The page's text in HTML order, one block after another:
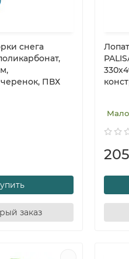
снега
ПВХ
заказ
Мало